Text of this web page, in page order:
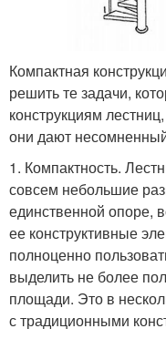
Компактная
решить те задачи,
конструкциям
они дают
1. Компактность.
совсем небольшие
единственной опоре,
ее конструктивные
полноценно
выделить не более
площади. Это в
с традиционными